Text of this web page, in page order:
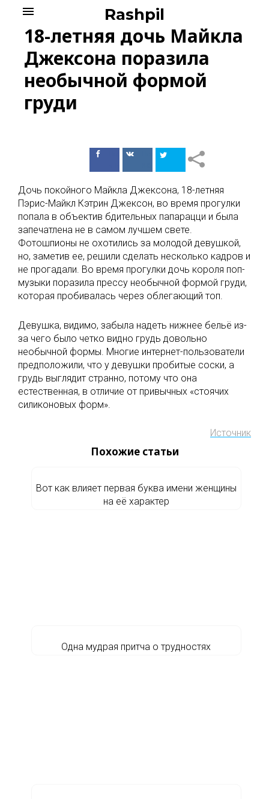
content
Rashpil
menu
18-летняя дочь Майкла
Джексона поразила
необычной формой
груди
ПоделитьсяПоделиться
Дочь покойного Майкла Джексона, 18-летняя
Пэрис-Майкл Кэтрин Джексон, во время прогулки
попала в объектив бдительных папарацци и была
запечатлена не в самом лучшем свете.
Фотошпионы не охотились за молодой девушкой,
но, заметив ее, решили сделать несколько кадров и
не прогадали. Во время прогулки дочь короля поп-
музыки поразила прессу необычной формой груди,
которая пробивалась через облегающий топ.
Девушка, видимо, забыла надеть нижнее бельё из-
за чего было четко видно грудь довольно
необычной формы. Многие интернет-пользователи
предположили, что у девушки пробитые соски, а
грудь выглядит странно, потому что она
естественная, в отличие от привычных «стоячих
силиконовых форм».
Источник
Похожие статьи
Вот как влияет первая буква имени женщины
на её характер
Одна мудрая притча о трудностях